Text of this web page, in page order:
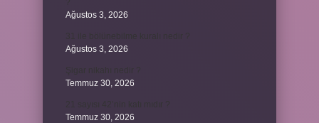
Ağustos 3, 2026
Ağustos 3, 2026
Temmuz 30, 2026
Temmuz 30, 2026